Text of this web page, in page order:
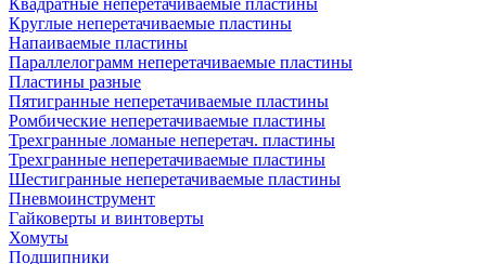
Квадратные неперетачиваемые пластины
Круглые неперетачиваемые пластины
Напаиваемые пластины
Параллелограмм неперетачиваемые пластины
Пластины разные
Пятигранные неперетачиваемые пластины
Ромбические неперетачиваемые пластины
Трехгранные ломаные неперетач. пластины
Трехгранные неперетачиваемые пластины
Шестигранные неперетачиваемые пластины
Пневмоинструмент
Гайковерты и винтоверты
Хомуты
Подшипники